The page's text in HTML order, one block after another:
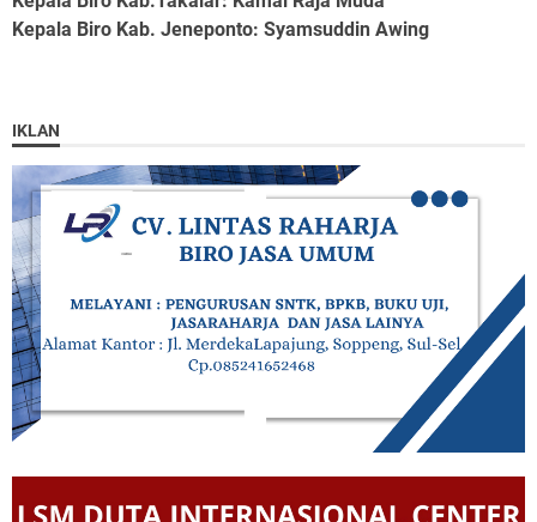
Kepala Biro Kab. Jeneponto: Syamsuddin Awing
IKLAN